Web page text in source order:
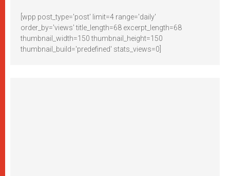
[wpp post_type='post' limit=4 range='daily'
order_by='views' title_length=68 excerpt_length=68
thumbnail_width=150 thumbnail_height=150
thumbnail_build='predefined' stats_views=0]